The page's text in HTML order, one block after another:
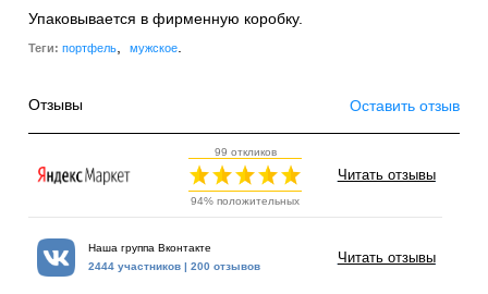
Упаковывается в фирменную коробку.
Теги: портфель мужское.
Отзывы Оставить отзыв
99 откликов
94% положительных
Читать отзывы
Наша группа Вконтакте
2444 участников | 200 отзывов
Читать отзывы